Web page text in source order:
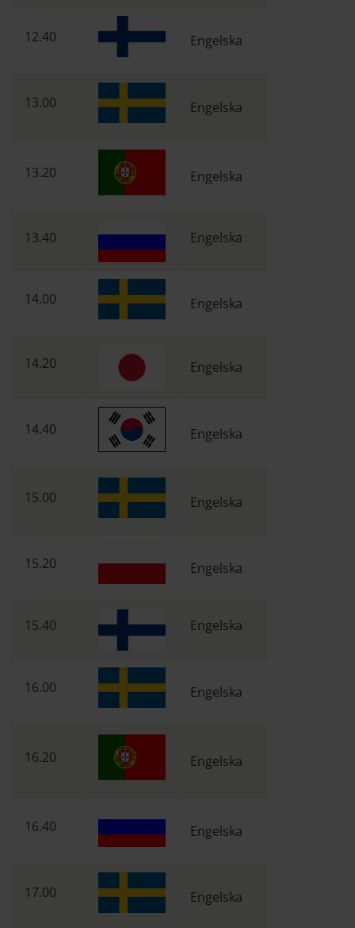
12.40 Engelska
13.00 Engelska
13.20 Engelska
13.40 Engelska
14.00 Engelska
14.20 Engelska
14.40 Engelska
15.00 Engelska
15.20 Engelska
15.40 Engelska
16.00 Engelska
16.20 Engelska
16.40 Engelska
17.00 Engelska